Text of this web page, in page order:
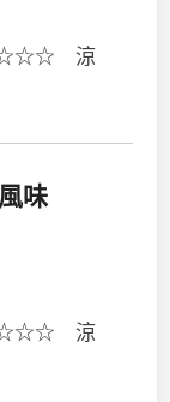
涼
味
涼